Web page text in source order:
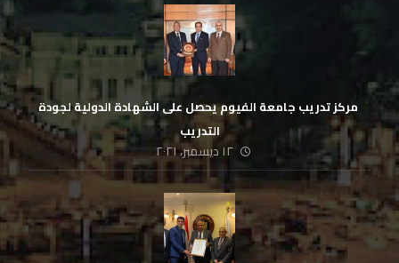
‏ مركز تدريب جامعة الفيوم يحصل على الشهادة الدولية لجودة
التدريب
١٢ ديسمبر، ٢٠٢١